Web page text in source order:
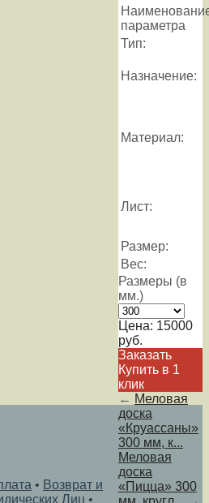
параметра
Тип:
Назначение:
Материал:
Лист:
Размер:
Вес:
Размеры (в
мм.)
Цена: 15000
руб.
Заказать
Купить в 1
клик
← Меловая
доска
«Круассаны»
300 мм, к...
Меловая
доска
«Пицца» 300
• Возврат и
Лиц •